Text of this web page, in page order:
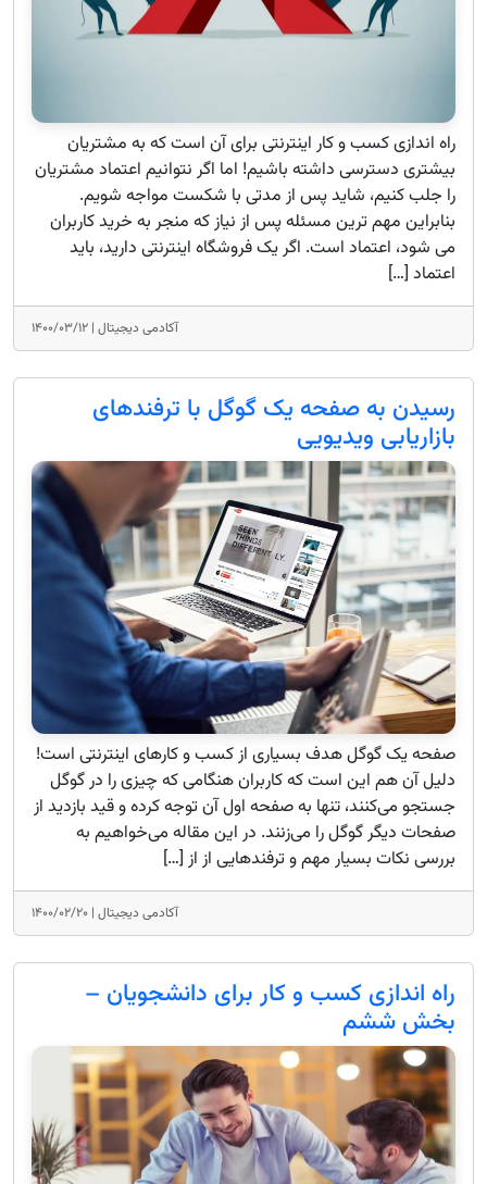
راه اندازی کسب و کار اینترنتی برای آن است که به مشتریان
بیشتری دسترسی داشته باشیم! اما اگر نتوانیم اعتماد مشتریان
را جلب کنیم، شاید پس از مدتی با شکست مواجه شویم.
بنابراین مهم ترین مسئله پس از نیاز که منجر به خرید کاربران
می شود، اعتماد است. اگر یک فروشگاه اینترنتی دارید، باید
اعتماد […]
آکادمی دیجیتال | ۱۴۰۰/۰۳/۱۲
رسیدن به صفحه یک گوگل با ترفندهای
بازاریابی ویدیویی
صفحه یک گوگل هدف بسیاری از کسب و کارهای اینترنتی است!
دلیل آن هم این است که کاربران هنگامی که چیزی را در گوگل
جستجو می‌کنند، تنها به صفحه اول آن توجه کرده و قید بازدید از
صفحات دیگر گوگل را می‌زنند. در این مقاله می‌خواهیم به
بررسی نکات بسیار مهم و ترفندهایی از از […]
آکادمی دیجیتال | ۱۴۰۰/۰۲/۲۰
راه اندازی کسب و کار برای دانشجویان –
بخش ششم